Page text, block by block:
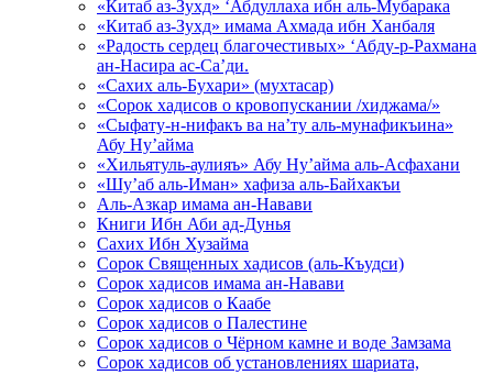
«Китаб аз-Зухд» ‘Абдуллаха ибн аль-Мубарака
«Китаб аз-Зухд» имама Ахмада ибн Ханбаля
«Радость сердец благочестивых» ‘Абду-р-Рахмана
ан-Насира ас-Са’ди.
«Сахих аль-Бухари» (мухтасар)
«Сорок хадисов о кровопускании /хиджама/»
«Сыфату-н-нифакъ ва на’ту аль-мунафикъина»
Абу Ну’айма
«Хильятуль-аулияъ» Абу Ну’айма аль-Асфахани
«Шу’аб аль-Иман» хафиза аль-Байхакъи
Аль-Азкар имама ан-Навави
Книги Ибн Аби ад-Дунья
Сахих Ибн Хузайма
Сорок Священных хадисов (аль-Къудси)
Сорок хадисов имама ан-Навави
Сорок хадисов о Каабе
Сорок хадисов о Палестине
Сорок хадисов о Чёрном камне и воде Замзама
Сорок хадисов об установлениях шариата,